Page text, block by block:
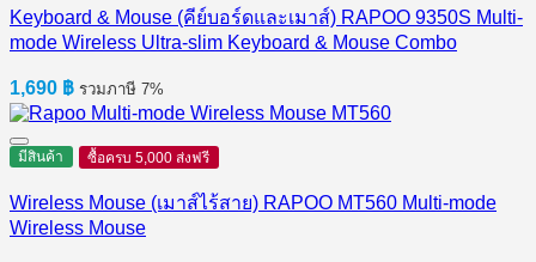
Keyboard & Mouse (คีย์บอร์ดและเมาส์) RAPOO 9350S Multi-
mode Wireless Ultra-slim Keyboard & Mouse Combo
1,690 ฿ รวมภาษี 7%
มีสินค้า ซื้อครบ 5,000 ส่งฟรี
Wireless Mouse (เมาส์ไร้สาย) RAPOO MT560 Multi-mode
Wireless Mouse